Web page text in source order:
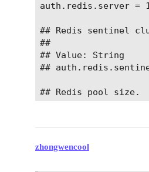
auth.redis.server =
## Redis sentinel
##
## Value: String
##
## Redis pool size.
## Redis database no.
zhongwencool